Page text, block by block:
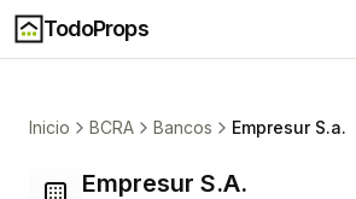
TodoProps
Inicio BCRA Bancos Empresur S.a.
Empresur S.A.